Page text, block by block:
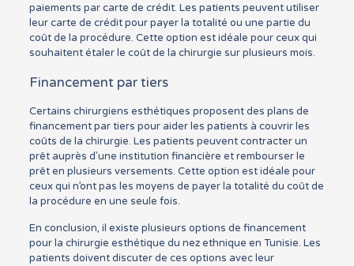
paiements par carte de crédit. Les patients peuvent utiliser
leur carte de crédit pour payer la totalité ou une partie du
coût de la procédure. Cette option est idéale pour ceux qui
souhaitent étaler le coût de la chirurgie sur plusieurs mois.
Financement par tiers
Certains chirurgiens esthétiques proposent des plans de
financement par tiers pour aider les patients à couvrir les
coûts de la chirurgie. Les patients peuvent contracter un
prêt auprès d’une institution financière et rembourser le
prêt en plusieurs versements. Cette option est idéale pour
ceux qui n’ont pas les moyens de payer la totalité du coût de
la procédure en une seule fois.
En conclusion, il existe plusieurs options de financement
pour la chirurgie esthétique du nez ethnique en Tunisie. Les
patients doivent discuter de ces options avec leur